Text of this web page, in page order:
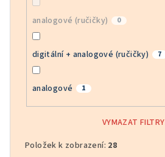
analogové (ručičky) 0
digitální + analogové (ručičky) 7
analogové 1
VYMAZAT FILTRY
Položek k zobrazení: 28